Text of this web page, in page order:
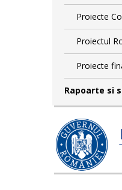
Proiecte
Proiectul
Proiecte
Rapoarte si